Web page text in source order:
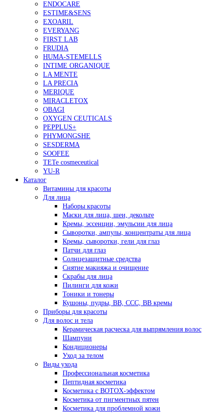
ENDOCARE
ESTIME&SENS
EXOARIL
EVERYANG
FIRST LAB
FRUDIA
HUMA-STEMELLS
INTIME ORGANIQUE
LA MENTE
LA PRECIA
MERIQUE
MIRACLETOX
OBAGI
OXYGEN CEUTICALS
PEPPLUS+
PHYMONGSHE
SESDERMA
SOOFEE
TETe cosmeceutical
YU-R
Каталог
Витамины для красоты
Для лица
Наборы красоты
Маски для лица, шеи, декольте
Кремы, эссенции, эмульсии для лица
Сыворотки, ампулы, концентраты для лица
Кремы, сыворотки, гели для глаз
Патчи для глаз
Солнцезащитные средства
Снятие макияжа и очищение
Скрабы для лица
Пилинги для кожи
Тоники и тонеры
Кушоны, пудры, ВВ, ССС, ВВ кремы
Приборы для красоты
Для волос и тела
Керамическая расческа для выпрямления волос
Шампуни
Кондиционеры
Уход за телом
Виды ухода
Профессиональная косметика
Пептидная косметика
Косметика с BOTOX-эффектом
Косметика от пигментных пятен
Косметика для проблемной кожи